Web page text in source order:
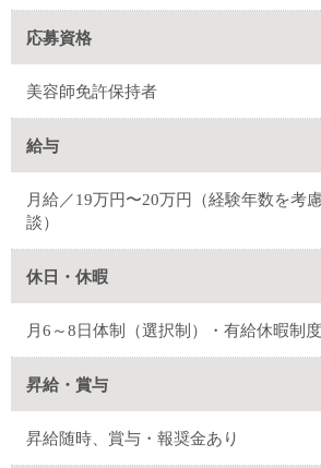
応募資格
美容師免許保持者
給与
月給／19万円〜20万円（経験年数を考
談）
休日・休暇
月6～8日体制（選択制）・有給休暇制
昇給・賞与
昇給随時、賞与・報奨金あり